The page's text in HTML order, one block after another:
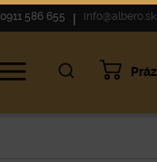
0911 586 655 info@albero.sk